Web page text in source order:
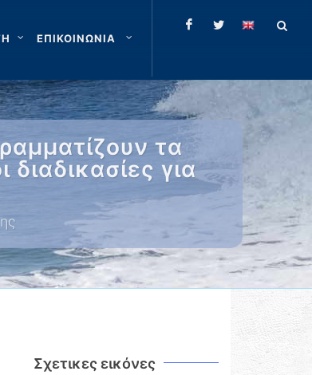
ΕΠΙΚΟΙΝΩΝΙΑ
τα
για
Σχετικες εικόνες